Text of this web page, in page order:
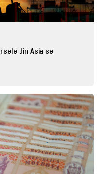
din Asia se